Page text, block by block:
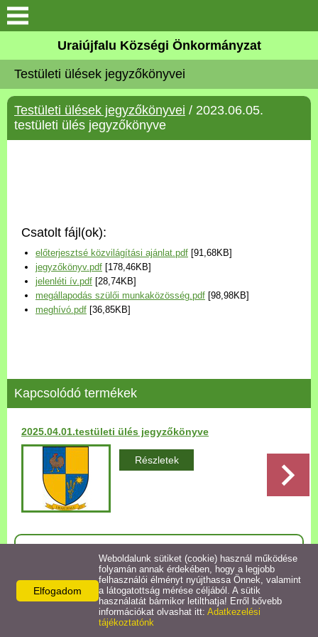
Köszöntő
Elérhetőségek
Uraiújfalu
Választási információk
Versenyképes Járások
Program
Hírek
Önkormányzati konyha
Egyéb intézmények
Egyéb szolgáltatások
Egészségügyi ellátás
Uraiújfalu Sportegyesület
Uraiújfalu Községi Önkormányzat
Testületi ülések jegyzőkönyvei
Testületi ülések jegyzőkönyvei / 2023.06.05.
testületi ülés jegyzőkönyve
Csatolt fájl(ok):
előterjesztsé közvilágítási ajánlat.pdf [91,68KB]
jegyzőkönyv.pdf [178,46KB]
jelenléti ív.pdf [28,74KB]
megállapodás szülői munkaközösség.pdf [98,98KB]
meghívó.pdf [36,85KB]
Kapcsolódó termékek
2025.04.01.testületi ülés jegyzőkönyve
Részletek
Elfogadom
Weboldalunk sütiket (cookie) használ működése
folyamán annak érdekében, hogy a legjobb
felhasználói élményt nyújthassa Önnek, valamint
a látogatottság mérése céljából. A sütik
használatát bármikor letilthatja! Erről bővebb
információkat olvashat itt: Adatkezelési
tájékoztatónk